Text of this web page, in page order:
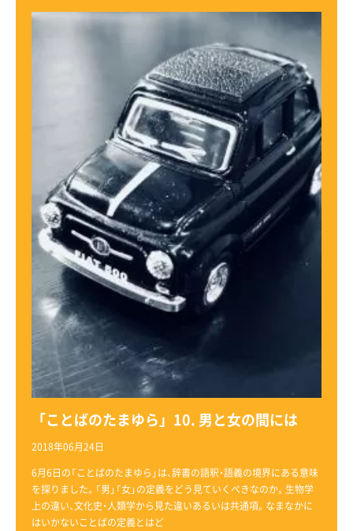
「ことばのたまゆら」10. 男と女の間には
2018年06月24日
6月6日の「ことばのたまゆら」は、辞書の語釈・語義の境界にある意味
を探りました。「男」「女」の定義をどう見ていくべきなのか。生物学
上の違い、文化史・人類学から見た違いあるいは共通項。なまなかに
はいかないことばの定義とはど